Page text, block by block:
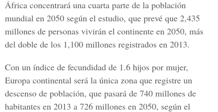
África concentrará una cuarta parte de la población
mundial en 2050 según el estudio, que prevé que 2,435
millones de personas vivirán el continente en 2050, más
del doble de los 1,100 millones registrados en 2013.
Con un índice de fecundidad de 1.6 hijos por mujer,
Europa continental será la única zona que registre un
descenso de población, que pasará de 740 millones de
habitantes en 2013 a 726 millones en 2050, según el